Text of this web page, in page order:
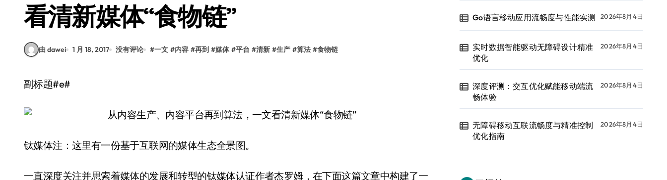
看清新媒体“食物链”
由 dawei 1 月 18, 2017 没有评论 #一文 #内容 #再到 #媒体 #平台 #清新 #生产 #算法 #食物链
副标题#e#
钛媒体注：这里有一份基于互联网的媒体生态全景图。
一直深度关注并思索着媒体的发展和转型的钛媒体认证作者杰罗姆，在下面这篇文章中构建了一
Go语言移动应用流畅度与性能实测 2026年8月4日
实时数据智能驱动无障碍设计精准
优化
2026年8月4日
深度评测：交互优化赋能移动端流
畅体验
2026年8月4日
无障碍移动互联流畅度与精准控制
优化指南
2026年8月4日